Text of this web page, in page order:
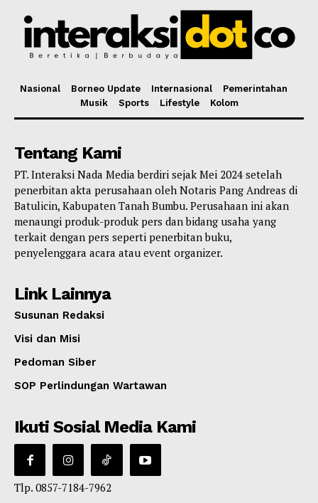
Nasional Borneo Update Internasional
Pemerintahan
Musik
Sports Lifestyle Kolom
Tentang Kami
PT. Interaksi Nada Media berdiri sejak Mei 2024 setelah
penerbitan akta perusahaan oleh Notaris Pang Andreas di
Batulicin, Kabupaten Tanah Bumbu. Perusahaan ini akan
menaungi produk-produk pers dan bidang usaha yang
terkait dengan pers seperti penerbitan buku,
penyelenggara acara atau event organizer.
Link Lainnya
Susunan Redaksi
Visi dan Misi
Pedoman Siber
SOP Perlindungan Wartawan
Ikuti Sosial Media Kami
Tlp. 0857-7184-7962